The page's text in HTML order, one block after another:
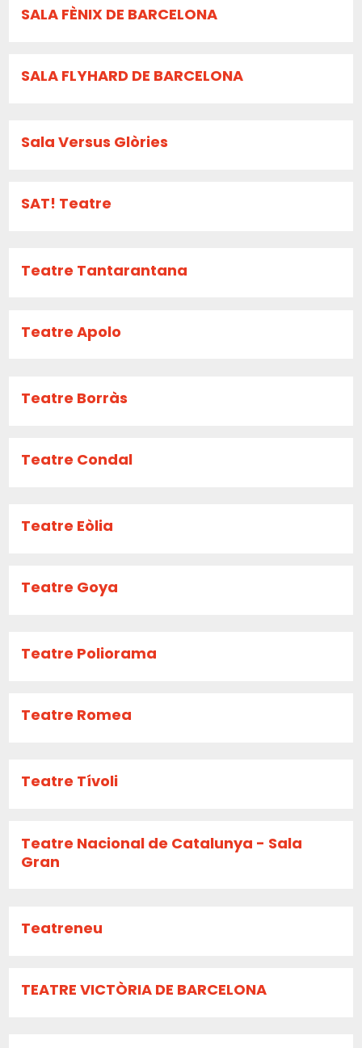
SALA FÈNIX DE BARCELONA
SALA FLYHARD DE BARCELONA
Sala Versus Glòries
SAT! Teatre
Teatre Tantarantana
Teatre Apolo
Teatre Borràs
Teatre Condal
Teatre Eòlia
Teatre Goya
Teatre Poliorama
Teatre Romea
Teatre Tívoli
Teatre Nacional de Catalunya - Sala
Gran
Teatreneu
TEATRE VICTÒRIA DE BARCELONA